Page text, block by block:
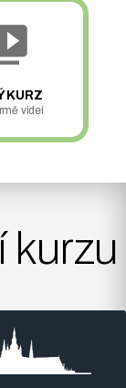
KURZ
videí
kurzu